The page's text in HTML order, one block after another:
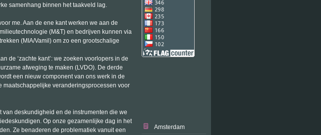
Amsterdam
samenhang binnen het taakveld lag.
me. Aan de ene kant werken we aan de
(M&T) en bedrijven kunnen via
(MIA/Vamil) om zo een grootschalige
de ‘zachte kant’: we zoeken voorlopers in de
afweging te maken (LVDO). De derde
een nieuw component van ons werk in de
maatschappelijke veranderingsprocessen voor
deskundigheid en de instrumenten die we
Op onze gezamenlijke dag in het
Ze benaderen de problematiek vanuit een